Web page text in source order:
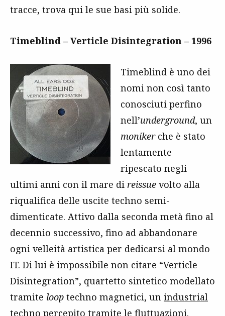
tracce, trova qui le sue basi più solide.
Timeblind – Verticle Disintegration – 1996
Timeblind è uno dei
nomi non così tanto
conosciuti perfino
nell’underground, un
monikerche è stato
lentamente
ripescato negli
ultimi anni con il mare di reissue volto alla
riqualifica delle uscite techno semi-
dimenticate. Attivo dalla seconda metà fino al
decennio successivo, fino ad abbandonare
ogni velleità artistica per dedicarsi al mondo
IT. Di lui è impossibile non citare “Verticle
Disintegration”, quartetto sintetico modellato
tramite loop techno magnetici, un industrial
techno percepito tramite le fluttuazioni.